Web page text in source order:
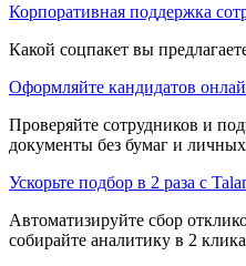
Корпоративная поддержка
Какой соцпакет вы
Оформляйте кандидатов
Проверяйте сотрудников и
документы без бумаг и
Ускорьте подбор в 2 раза с
Автоматизируйте сбор
собирайте аналитику в 2 клика